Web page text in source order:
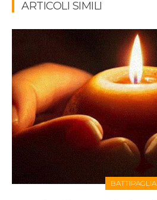
ARTICOLI SIMILI
BATTIPAGLIA